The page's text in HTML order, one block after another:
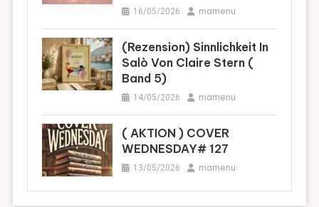
16/05/2026 mamenu
(Rezension) Sinnlichkeit In
Salò Von Claire Stern (
Band 5)
14/05/2026 mamenu
( AKTION ) COVER
WEDNESDAY# 127
13/05/2026 mamenu